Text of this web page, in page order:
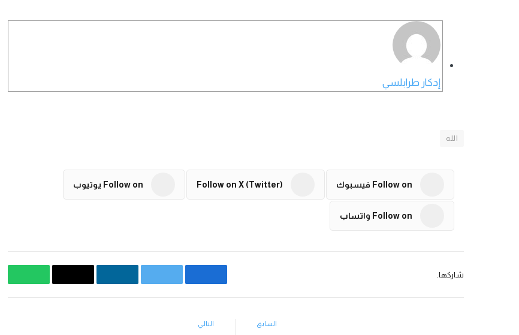
إدكار طرابلسي
الله
Follow on فيسبوك Follow on X (Twitter) Follow on يوتيوب
Follow on واتساب
شاركها.
فيسبوك تويتر لينكدإن
البريد
واتساب
السابق التالي